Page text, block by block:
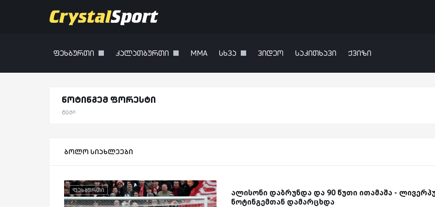
ფეხბურთი კალათბურთი MMA სხვა ვიდეო საკითხავი ქვიზი
ნოტინგემ ფორესტი
ტეგი
ბოლო სიახლეები
ფეხბურთი
ალისონი დაბრუნდა და 90 წუთი ითამაშა -
ნოტინგემთან დამარცხდა